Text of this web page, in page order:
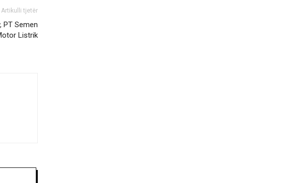
Artikulli tjetër
PT Semen
Listrik